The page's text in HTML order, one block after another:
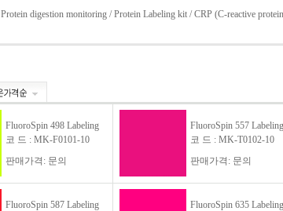
Protein digestion monitoring /Protein Labeling kit /CRP (C-reactive
FluoroSpin 498 Labeling
코 드 : MK-F0101-10
판매가격: 문의
FluoroSpin 557 Labeling
코 드 : MK-T0102-10
판매가격: 문의
FluoroSpin 587 Labeling
FluoroSpin 635 Labeling